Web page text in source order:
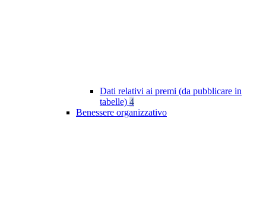
Dati relativi ai premi (da pubblicare in
tabelle) 4
Benessere organizzativo